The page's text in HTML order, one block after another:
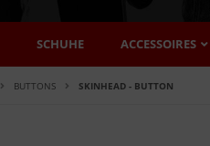
SCHUHE ACCESSOIRES
BUTTONS SKINHEAD - BUTTON